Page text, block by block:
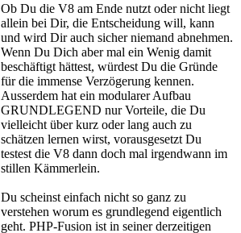
Ob Du die V8 am Ende nutzt oder nicht liegt
allein bei Dir, die Entscheidung will, kann
und wird Dir auch sicher niemand abnehmen.
Wenn Du Dich aber mal ein Wenig damit
beschäftigt hättest, würdest Du die Gründe
für die immense Verzögerung kennen.
Ausserdem hat ein modularer Aufbau
GRUNDLEGEND nur Vorteile, die Du
vielleicht über kurz oder lang auch zu
schätzen lernen wirst, vorausgesetzt Du
testest die V8 dann doch mal irgendwann im
stillen Kämmerlein.
Du scheinst einfach nicht so ganz zu
verstehen worum es grundlegend eigentlich
geht. PHP-Fusion ist in seiner derzeitigen